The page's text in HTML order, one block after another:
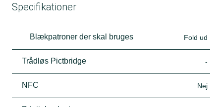
Specifikationer
Blækpatroner der skal bruges Fold ud
Trådløs Pictbridge -
NFC Nej